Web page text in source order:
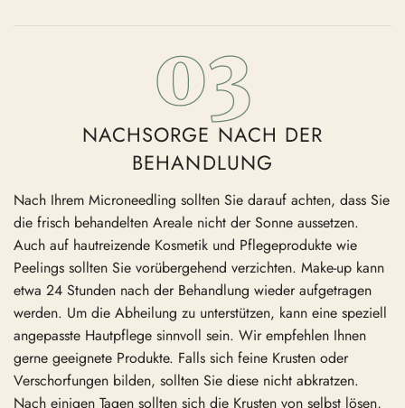
NACHSORGE NACH DER
BEHANDLUNG
Nach Ihrem Micro­needling sollten Sie darauf achten, dass Sie
die frisch behan­delten Areale nicht der Sonne aussetzen.
Auch auf hautrei­zende Kosmetik und Pflege­pro­dukte wie
Peelings sollten Sie vorüber­gehend verzichten. Make-up kann
etwa 24 Stunden nach der Behandlung wieder aufge­tragen
werden. Um die Abheilung zu unter­stützen, kann eine speziell
angepasste Hautpflege sinnvoll sein. Wir empfehlen Ihnen
gerne geeignete Produkte. Falls sich feine Krusten oder
Verschor­fungen bilden, sollten Sie diese nicht abkratzen.
Nach einigen Tagen sollten sich die Krusten von selbst lösen,